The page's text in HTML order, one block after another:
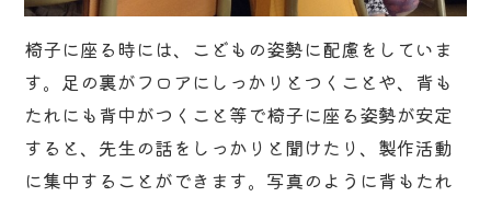
椅子に座る時には、こどもの姿勢に配慮をしていま
す。足の裏がフロアにしっかりとつくことや、背も
たれにも背中がつくこと等で椅子に座る姿勢が安定
すると、先生の話をしっかりと聞けたり、製作活動
に集中することができます。写真のように背もたれ